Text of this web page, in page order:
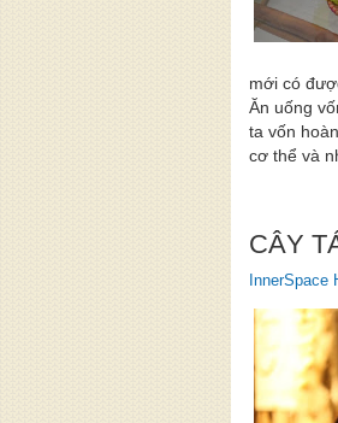
mới có
Ăn uống
ta vốn
cơ thể và
CÂY
InnerSpace